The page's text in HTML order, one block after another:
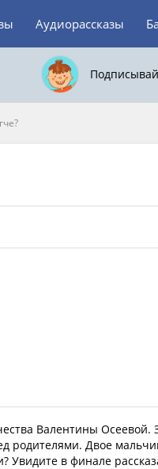
Аудиорассказы
Валентины Осеевой.
родителями. Двое
Увидите в финале